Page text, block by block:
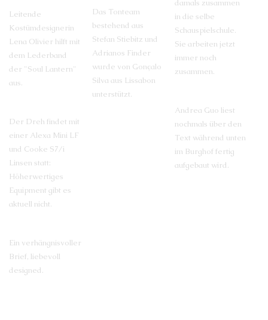
Leitende
Kostümdesignerin
Lena Olivier hilft mit
dem Lederband
der "Soul Lantern"
aus.
Der Dreh findet mit
einer Alexa Mini LF
und Cooke S7/i
Linsen statt:
Höherwertiges
Equipment gibt es
aktuell nicht.
Ein verhängnisvoller
Brief, liebevoll
designed.
Das Tonteam
bestehend aus
Stefan Stiebitz und
Adrianos Finder
wurde von Gonçalo
Silva aus Lissabon
unterstützt.
damals zusammen
in die selbe
Schauspielschule.
Sie arbeiten jetzt
immer noch
zusammen.
Andrea Guo liest
nochmals über den
Text während unten
im Burghof fertig
aufgebaut wird.